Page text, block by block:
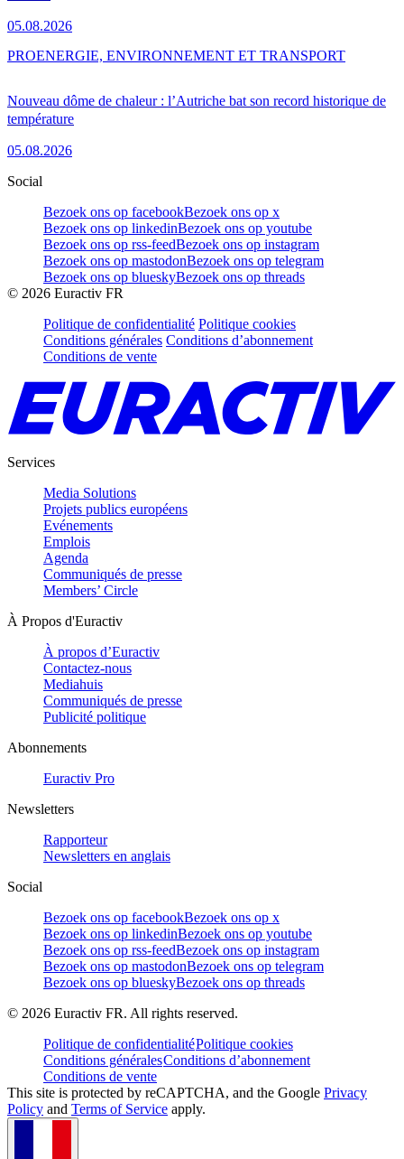
05.08.2026
Nouveau dôme de chaleur : l’Autriche bat son record historique de
température
05.08.2026
PROENERGIE, ENVIRONNEMENT ET TRANSPORT
Social
Bezoek ons op facebookBezoek ons op x
Bezoek ons op linkedinBezoek ons op youtube
Bezoek ons op rss-feedBezoek ons op instagram
Bezoek ons op mastodonBezoek ons op telegram
Bezoek ons op blueskyBezoek ons op threads
© 2026 Euractiv FR
Politique de confidentialité Politique cookies
Conditions générales Conditions d’abonnement
Conditions de vente
Services
Media Solutions
Projets publics européens
Evénements
Emplois
Agenda
Communiqués de presse
Members’ Circle
À Propos d'Euractiv
À propos d’Euractiv
Contactez-nous
Mediahuis
Communiqués de presse
Publicité politique
Abonnements
Euractiv Pro
Newsletters
Rapporteur
Newsletters en anglais
Social
Bezoek ons op facebookBezoek ons op x
Bezoek ons op linkedinBezoek ons op youtube
Bezoek ons op rss-feedBezoek ons op instagram
Bezoek ons op mastodonBezoek ons op telegram
Bezoek ons op blueskyBezoek ons op threads
© 2026 Euractiv FR. All rights reserved.
Politique de confidentialitéPolitique cookies
Conditions généralesConditions d’abonnement
Conditions de vente
This site is protected by reCAPTCHA, and the Google Privacy
Policy and Terms of Service apply.